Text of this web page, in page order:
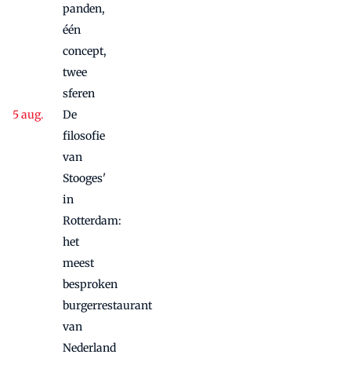
panden,
één
concept,
twee
sferen
De
filosofie
van
Stooges'
in
Rotterdam:
het
meest
besproken
burgerrestaurant
van
Nederland